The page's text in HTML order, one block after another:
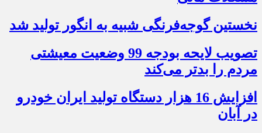
نخستین گوجه‌فرنگی شبیه به انگور تولید شد
تصویب لایحه بودجه 99 وضعیت معیشتی
مردم را بدتر می‌کند
افزایش 16 هزار دستگاه تولید ایران خودرو
در آبان